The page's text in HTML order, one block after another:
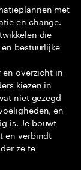
met
en change.
die
bestuurlijke
en overzicht in
kiezen in
niet gezegd
en
is. Je bouwt
en verbindt
ze te